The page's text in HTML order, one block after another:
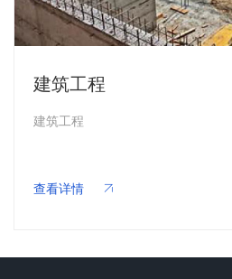
建筑工程
建筑工程
查看详情